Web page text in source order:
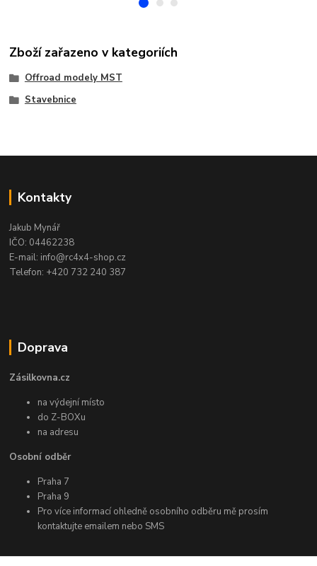
Zboží zařazeno v kategoriích
Offroad modely MST
Stavebnice
Kontakty
Jakub Mynář
IČO: 04462238
E-mail: info@rc4x4-shop.cz
Telefon: +420 732 240 387
Doprava
Zásilkovna.cz
na výdejní místo
do Z-BOXu
na adresu
Osobní odběr
Praha 7
Praha 9
Pro více informací ohledně osobního odběru mě prosím
kontaktujte emailem nebo SMS